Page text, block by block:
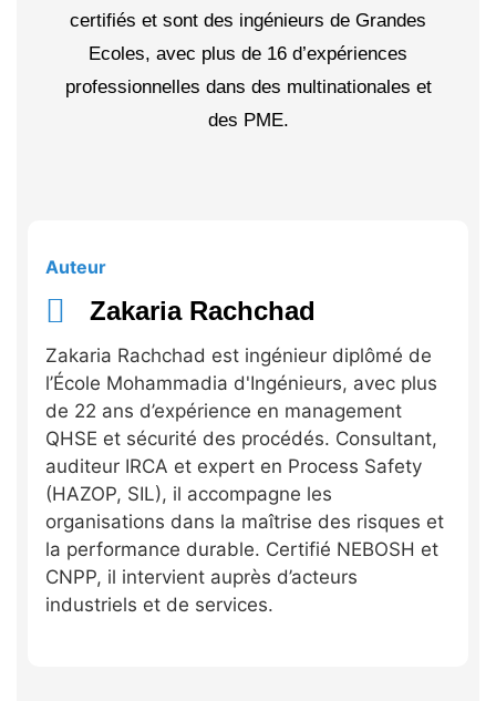
certifiés et sont des ingénieurs de Grandes
Ecoles, avec plus de 16 d’expériences
professionnelles dans des multinationales et
des PME.
Auteur
Zakaria Rachchad
Zakaria Rachchad est ingénieur diplômé de
l’École Mohammadia d'Ingénieurs, avec plus
de 22 ans d’expérience en management
QHSE et sécurité des procédés. Consultant,
auditeur IRCA et expert en Process Safety
(HAZOP, SIL), il accompagne les
organisations dans la maîtrise des risques et
la performance durable. Certifié NEBOSH et
CNPP, il intervient auprès d’acteurs
industriels et de services.